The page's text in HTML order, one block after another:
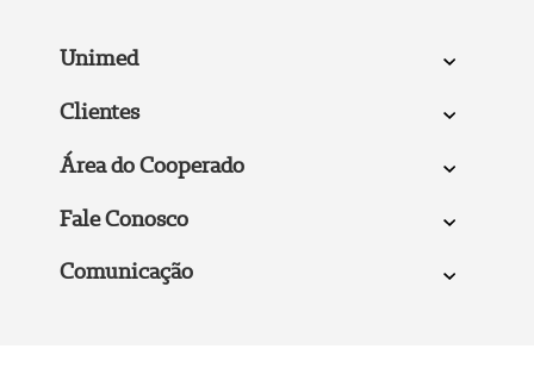
Unimed
Clientes
Área do Cooperado
Fale Conosco
Comunicação